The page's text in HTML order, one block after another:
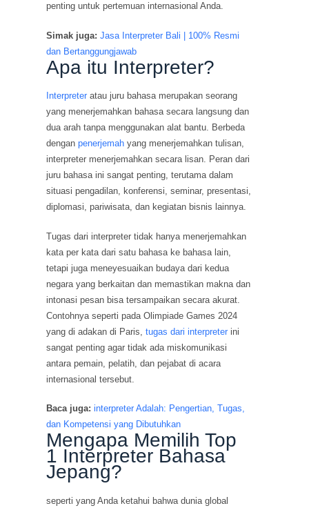
penting untuk pertemuan internasional Anda.
Simak juga:Jasa Interpreter Bali | 100% Resmi
dan Bertanggungjawab
Apa itu Interpreter?
Interpreter atau juru bahasa merupakan seorang
yang menerjemahkan bahasa secara langsung dan
dua arah tanpa menggunakan alat bantu. Berbeda
denganpenerjemah yang menerjemahkan tulisan,
interpreter menerjemahkan secara lisan. Peran dari
juru bahasa ini sangat penting, terutama dalam
situasi pengadilan, konferensi, seminar, presentasi,
diplomasi, pariwisata, dan kegiatan bisnis lainnya.
Tugas dari interpreter tidak hanya menerjemahkan
kata per kata dari satu bahasa ke bahasa lain,
tetapi juga meneyesuaikan budaya dari kedua
negara yang berkaitan dan memastikan makna dan
intonasi pesan bisa tersampaikan secara akurat.
Contohnya seperti pada Olimpiade Games 2024
yang di adakan di Paris,tugas dari interpreter ini
sangat penting agar tidak ada miskomunikasi
antara pemain, pelatih, dan pejabat di acara
internasional tersebut.
Baca juga:interpreter Adalah: Pengertian, Tugas,
dan Kompetensi yang Dibutuhkan
Mengapa Memilih Top
1 Interpreter Bahasa
Jepang?
seperti yang Anda ketahui bahwa dunia global